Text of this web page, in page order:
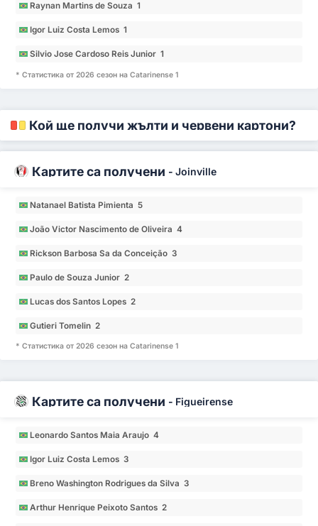
Raynan Martins de Souza 1
Igor Luiz Costa Lemos 1
Silvio Jose Cardoso Reis Junior 1
* Статистика от 2026 сезон на Catarinense 1
Кой ще получи жълти и червени картони?
Картите са получени - Joinville
Natanael Batista Pimienta 5
João Victor Nascimento de Oliveira 4
Rickson Barbosa Sa da Conceição 3
Paulo de Souza Junior 2
Lucas dos Santos Lopes 2
Gutieri Tomelin 2
* Статистика от 2026 сезон на Catarinense 1
Картите са получени - Figueirense
Leonardo Santos Maia Araujo 4
Igor Luiz Costa Lemos 3
Breno Washington Rodrigues da Silva 3
Arthur Henrique Peixoto Santos 2